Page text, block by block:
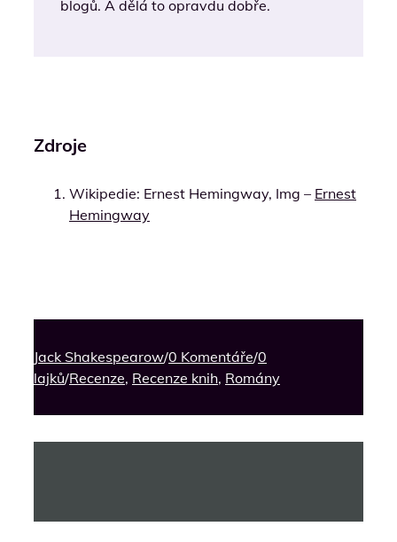
blogů. A dělá to opravdu dobře.
Zdroje
Wikipedie: Ernest Hemingway, Img – Ernest
Hemingway
Jack Shakespearow/0 Komentáře/0
lajků/Recenze, Recenze knih, Romány